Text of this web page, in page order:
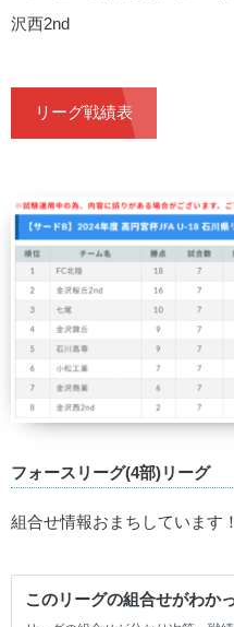
沢西2nd
リーグ戦績表
フォースリーグ(4部)リーグ
組合せ情報おまちしています！